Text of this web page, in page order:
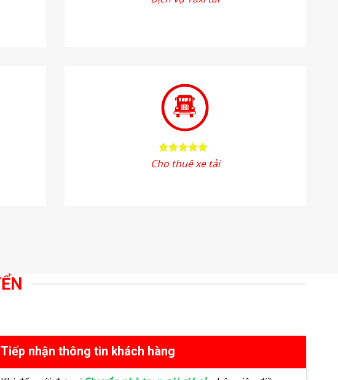
Cho thuê xe tải
Khi đến với đơn vịChuyển nhà trọn gói giá rẻnhân viên điều
hành sẽ ghi lại đầy đủ các thông tin của quý khách hàng và
chuyển lại cho đơn vị khảo sát địa điểm.